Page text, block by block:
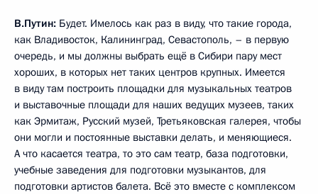
В.Путин: Будет. Имелось как раз в виду, что такие города,
как Владивосток, Калининград, Севастополь, – в первую
очередь, и мы должны выбрать ещё в Сибири пару мест
хороших, в которых нет таких центров крупных. Имеется
в виду там построить площадки для музыкальных театров
и выставочные площади для наших ведущих музеев, таких
как Эрмитаж, Русский музей, Третьяковская галерея, чтобы
они могли и постоянные выставки делать, и меняющиеся.
А что касается театра, то это сам театр, база подготовки,
учебные заведения для подготовки музыкантов, для
подготовки артистов балета. Всё это вместе с комплексом